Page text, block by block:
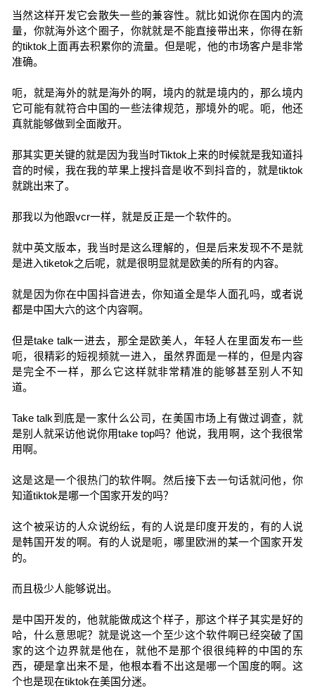
当然这样开发它会散失一些的兼容性。就比如说你在国内的流
量，你就海外这个圈子，你就就是不能直接带出来，你得在新
的tiktok上面再去积累你的流量。但是呢，他的市场客户是非常
准确。
呃，就是海外的就是海外的啊，境内的就是境内的，那么境内
它可能有就符合中国的一些法律规范，那境外的呢。呃，他还
真就能够做到全面敞开。
那其实更关键的就是因为我当时Tiktok上来的时候就是我知道抖
音的时候，我在我的苹果上搜抖音是收不到抖音的，就是tiktok
就跳出来了。
那我以为他跟vcr一样，就是反正是一个软件的。
就中英文版本，我当时是这么理解的，但是后来发现不不是就
是进入tiketok之后呢，就是很明显就是欧美的所有的内容。
就是因为你在中国抖音进去，你知道全是华人面孔吗，或者说
都是中国大六的这个内容啊。
但是take talk一进去，那全是欧美人，年轻人在里面发布一些
呃，很精彩的短视频就一进入，虽然界面是一样的，但是内容
是完全不一样，那么它这样就非常精准的能够甚至别人不知
道。
Take talk到底是一家什么公司，在美国市场上有做过调查，就
是别人就采访他说你用take top吗？他说，我用啊，这个我很常
用啊。
这是这是一个很热门的软件啊。然后接下去一句话就问他，你
知道tiktok是哪一个国家开发的吗？
这个被采访的人众说纷纭，有的人说是印度开发的，有的人说
是韩国开发的啊。有的人说是呃，哪里欧洲的某一个国家开发
的。
而且极少人能够说出。
是中国开发的，他就能做成这个样子，那这个样子其实是好的
哈，什么意思呢？就是说这一个至少这个软件啊已经突破了国
家的这个边界就是他在，就他不是那个很很纯粹的中国的东
西，硬是拿出来不是，他根本看不出这是哪一个国度的啊。这
个也是现在tiktok在美国分迷。